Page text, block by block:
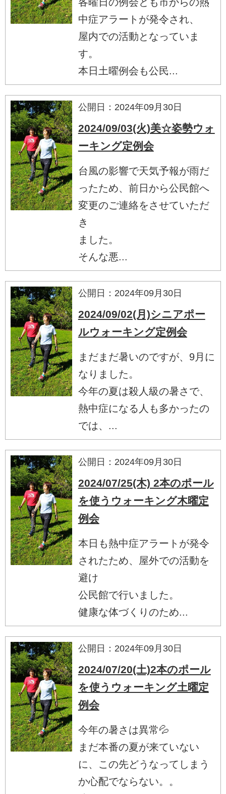
中症アラートが発令され、
屋内での活動となっていま
す。
本日土曜例会も公民...
公開日：2024年09月30日
2024/09/03(火)美☆姿勢ウォ
ーキング定例会
台風の影響で天気予報が雨だ
ったため、前日から公民館へ
変更のご連絡をさせていただ
き
ました。
そんな悪...
公開日：2024年09月30日
2024/09/02(月)シニアポー
ルウォーキング定例会
まだまだ暑いのですが、9月に
なりました。
今年の夏は殺人級の暑さで、
熱中症になる人も多かったの
では、...
公開日：2024年09月30日
2024/07/25(木) 2本のポール
を使うウォーキング木曜定
例会
本日も熱中症アラートが発令
されたため、屋外での活動を
避け
公民館で行いました。
健康な体づくりのため...
公開日：2024年09月30日
2024/07/20(土)2本のポール
を使うウォーキング土曜定
例会
今年の暑さは異常💦
まだ本番の夏が来ていない
に、この先どうなってしまう
か心配でならない。。